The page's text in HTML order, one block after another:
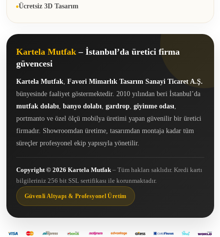
Ücretsiz 3D Tasarım
Kartela Mutfak– İstanbul’da üretici firma
güvencesi
Kartela Mutfak, Favori Mimarlık Tasarım Sanayi Ticaret A.Ş.
bünyesinde faaliyet göstermektedir. 2010 yılından beri İstanbul’da
mutfak dolabı, banyo dolabı, gardrop, giyinme odası,
portmanto ve özel ölçü mobilya üretimi yapan güvenilir bir üretici
firmadır. Showroomdan üretime, tasarımdan montaja kadar tüm
süreçler profesyonel ekip yapısıyla yönetilir.
Copyright © 2026 Kartela Mutfak– Tüm hakları saklıdır. Kredi kartı
bilgileriniz 256 bit SSL sertifikası ile korunmaktadır.
Güvenli Altyapı & Profesyonel Üretim